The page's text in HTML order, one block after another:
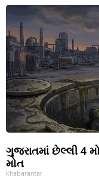
ગુજરાતમાં છેલ્લી 4
મોત
khabarantar